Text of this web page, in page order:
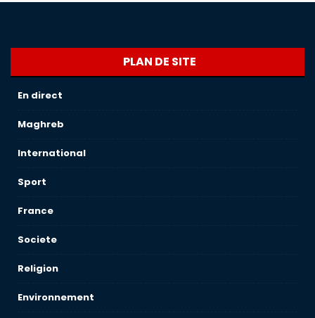
PLAN DE SITE
En direct
Maghreb
International
Sport
France
Societe
Religion
Environnement